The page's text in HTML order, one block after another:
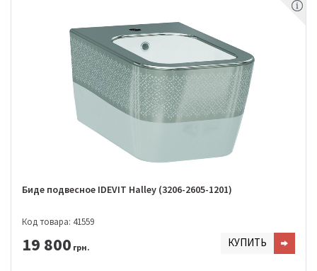
Биде подвесное IDEVIT Halley (3206-2605-1201)
Код товара: 41559
19 800 грн. КУПИТЬ